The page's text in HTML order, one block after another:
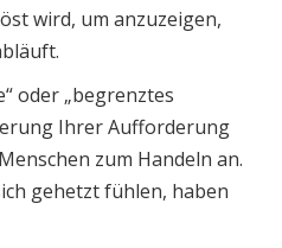
wird, um anzuzeigen,
oder „begrenztes
Ihrer Aufforderung
zum Handeln an.
gehetzt fühlen, haben